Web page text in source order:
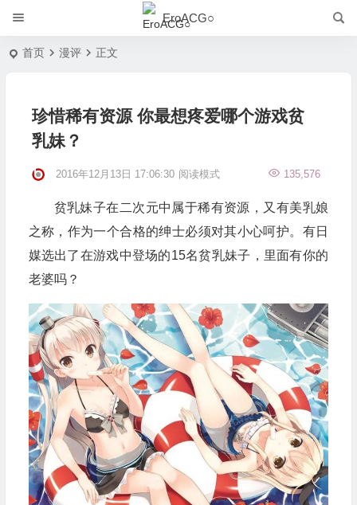
EroACG○
首页 漫评 正文
珍惜稀有资源 你最想疼爱哪个游戏贫
乳妹？
2016年12月13日 17:06:30 135,576
阅读模式
贫乳妹子在二次元中属于稀有资源，又有美乳娘
之称，作为一个合格的绅士必须对其小心呵护。有日
媒选出了在游戏中登场的15名贫乳妹子，里面有你的
老婆吗？